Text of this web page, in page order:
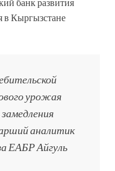
в Кыргызстане
урожая
аналитик
ЕАБР Айгуль